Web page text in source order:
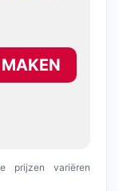
prijzen variëren